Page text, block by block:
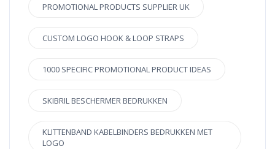
PROMOTIONAL PRODUCTS SUPPLIER UK
CUSTOM LOGO HOOK & LOOP STRAPS
1000 SPECIFIC PROMOTIONAL PRODUCT IDEAS
SKIBRIL BESCHERMER BEDRUKKEN
KLITTENBAND KABELBINDERS BEDRUKKEN MET
LOGO